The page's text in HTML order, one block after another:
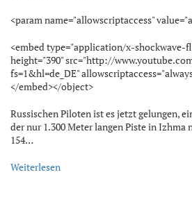
<param name="allowscriptaccess"
<embed type="application/x-shockwave-
height="390" src="http://
fs=1&hl=de_DE"
</embed></object>
Russischen Piloten ist es jetzt gelungen,
der nur 1.300 Meter langen Piste in Izhma
154…
Weiterlesen